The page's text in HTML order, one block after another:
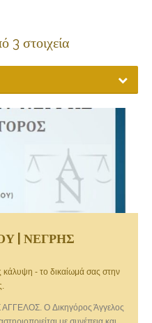
3 στοιχεία
| ΝΕΓΡΗΣ
κάλυψη - το δικαίωμά σας στην
O Δικηγόρος Άγγελος